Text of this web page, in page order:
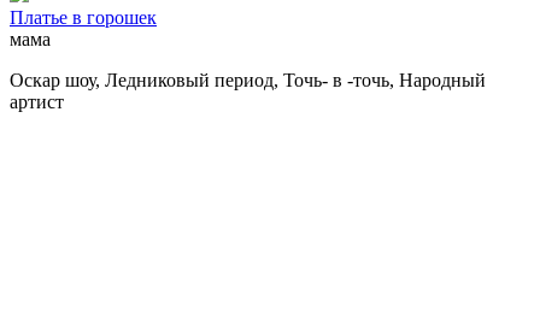
Платье в горошек
мама
Оскар шоу, Ледниковый период, Точь- в -точь, Народный
артист